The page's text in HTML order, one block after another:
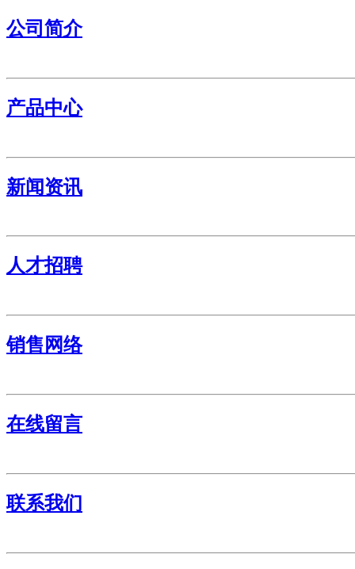
公司简介
产品中心
新闻资讯
人才招聘
销售网络
在线留言
联系我们